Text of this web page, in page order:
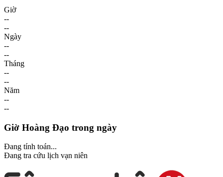
Giờ
--
--
Ngày
--
--
Tháng
--
--
Năm
--
--
Giờ Hoàng Đạo trong ngày
Đang tính toán...
Đang tra cứu lịch vạn niên